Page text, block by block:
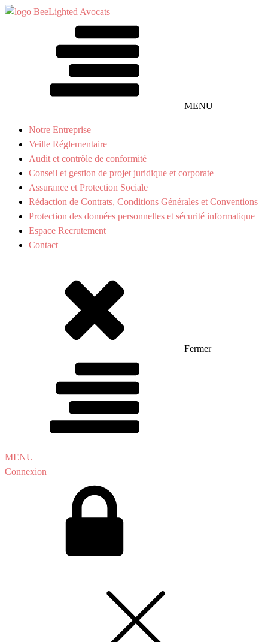
MENU
Notre Entreprise
Veille Réglementaire
Audit et contrôle de conformité
Conseil et gestion de projet juridique et corporate
Assurance et Protection Sociale
Rédaction de Contrats, Conditions Générales et Conventions
Protection des données personnelles et sécurité informatique
Espace Recrutement
Contact
Fermer
MENU
Connexion